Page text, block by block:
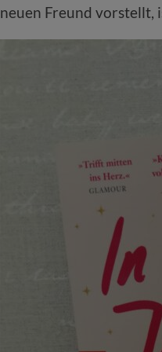
neuen Freund vorstellt,